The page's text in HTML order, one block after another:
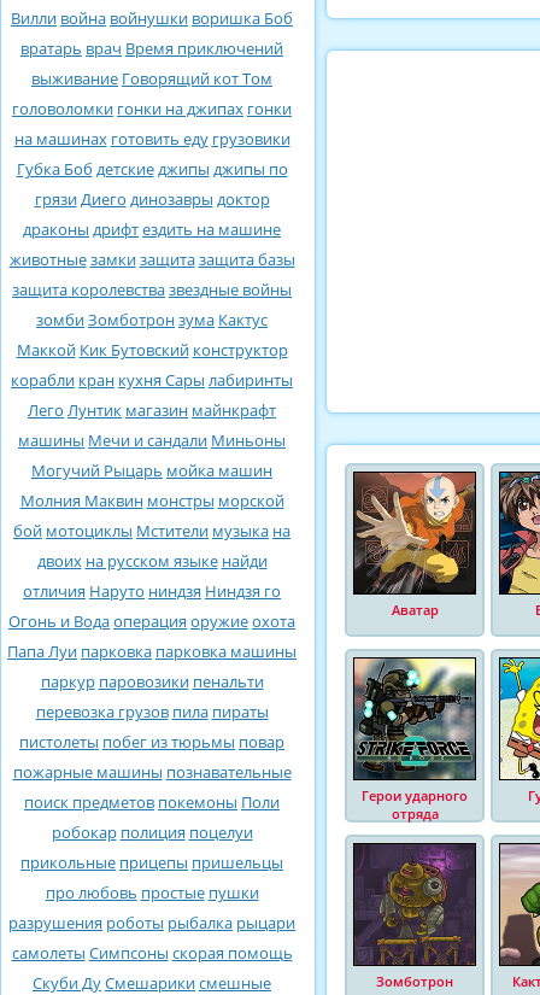
Вилли война войнушки воришка Боб
вратарь врач Время приключений
выживание Говорящий кот Том
головоломки гонки на джипах гонки
на машинах готовить еду грузовики
Губка Боб детскиеджипы джипы по
грязиДиего динозавры доктор
драконы дрифтездить на машине
животныезамкизащитазащита базы
защита королевствазвездные войны
зомбиЗомботронзума Кактус
Маккой Кик Бутовский конструктор
корабли кран кухня Сары лабиринты
Лего Лунтик магазин майнкрафт
машины Мечи и сандали Миньоны
Могучий Рыцарь мойка машин
Молния Маквин монстры морской
бой мотоциклы Мстители музыка на
двоих на русском языке найди
отличия Наруто ниндзя Ниндзя го
Огонь и Водаоперация оружиеохота
Папа Луи парковка парковка машины
паркур паровозики пенальти
перевозка грузов пила пираты
пистолеты побег из тюрьмы повар
пожарные машины познавательные
поиск предметов покемоны Поли
робокар полиция поцелуи
прикольные прицепы пришельцы
про любовь простые пушки
разрушения роботы рыбалка рыцари
самолеты Симпсоны скорая помощь
Скуби ДуСмешарикисмешные
Аватар
Герои ударного
отряда
Зомботрон